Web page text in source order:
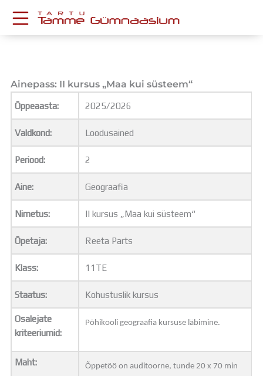
content
Postkast
Drive
Tamme TV
Tamme Leht
Kooliraadio
Koorilaul
ÕPPETÖÖ
Tunniplaan
Aastaplaan
Õppekava
Ainepassid
Huviringid
Õpilastööd (UPT)
Distantsõpe
Projektid
ÜLDINFO
Sisseastumine
Uudised
Ainepass: II kursus „Maa kui süsteem“
Õppeaasta: 2025/2026
Valdkond: Loodusained
Periood: 2
Aine: Geograafia
Nimetus: II kursus „Maa kui süsteem“
Õpetaja: Reeta Parts
Klass: 11TE
Staatus: Kohustuslik kursus
Osalejate
kriteeriumid:
Põhikooli geograafia kursuse läbimine.
Maht: Õppetöö on auditoorne, tunde 20 x 70 min